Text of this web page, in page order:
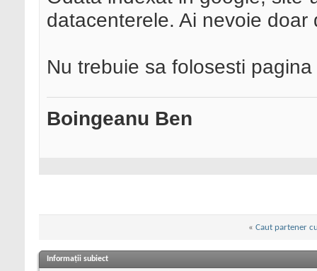
datacenterele. Ai nevoie
Nu trebuie sa folosesti
Boingeanu Ben
« Caut partener
Informații subiect